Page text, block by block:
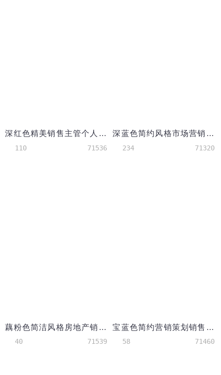
深红色精美销售主管个人简历模板
110 71536
深蓝色简约风格市场营销简历模板
234 71320
藕粉色简洁风格房地产销售个人简历模板
40 71539
宝蓝色简约营销策划销售个人简历模板
58 71460